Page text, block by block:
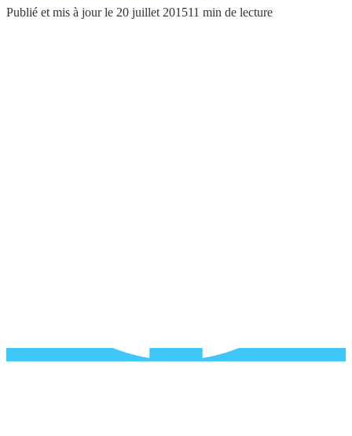
Publié et mis à jour le 20 juillet 201511 min de lecture